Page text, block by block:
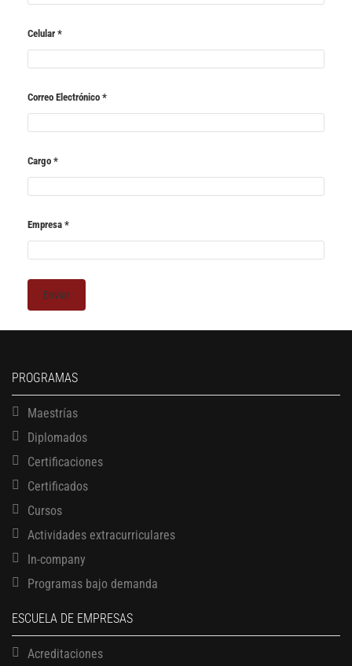
Celular *
Correo Electrónico *
Cargo *
Empresa *
PROGRAMAS
Maestrías
Diplomados
Certificaciones
Certificados
Cursos
Actividades extracurriculares
In-company
Programas bajo demanda
ESCUELA DE EMPRESAS
Acreditaciones